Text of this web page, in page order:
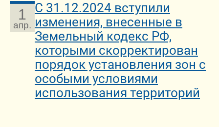
1
апр.
С 31.12.2024 вступили
изменения, внесенные в
Земельный кодекс РФ,
которыми скорректирован
порядок установления зон с
особыми условиями
использования территорий